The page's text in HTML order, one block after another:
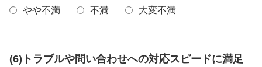
やや不満 不満 大変不満
(6)トラブルや問い合わせへの対応スピードに満足